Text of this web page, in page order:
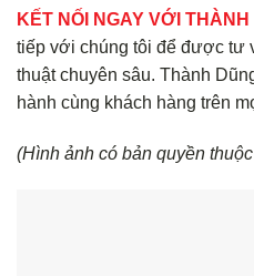
KẾT NỐI NGAY VỚI
tiếp với chúng tôi để được tư
thuật chuyên sâu. Thành
hành cùng khách hàng trên
(Hình ảnh có bản quyền